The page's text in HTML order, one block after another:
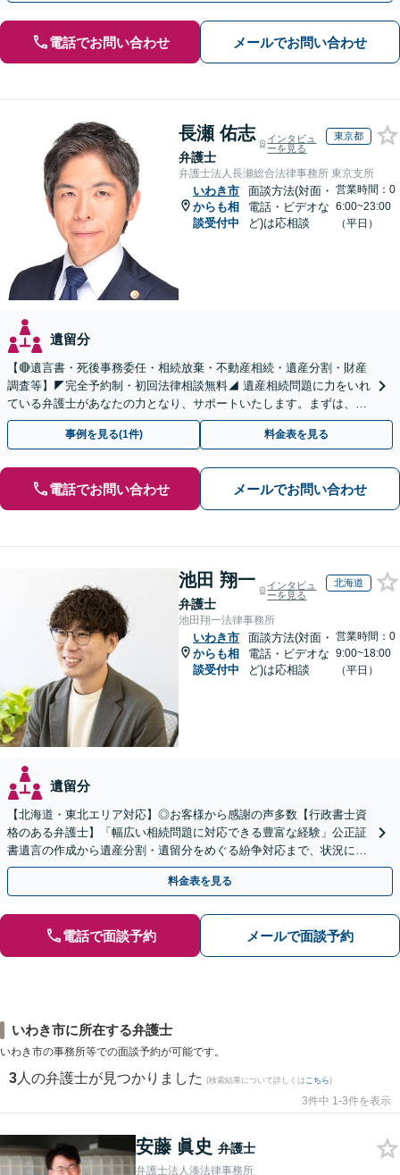
電話でお問い合わせ メールでお問い合わせ
長瀬 佑志
弁護士
インタビュ
ーを見る
東京都
弁護士法人長瀬総合法律事務所 東京支所
いわき市
からも相
談受付中
面談方法(対面・
電話・ビデオな
ど)は応相談
営業時間：0
6:00~23:00
（平日）
遺留分
【🔴遺言書・死後事務委任・相続放棄・不動産相続・遺産分割・財産
調査等】◤完全予約制・初回法律相談無料◢ 遺産相続問題に力をいれ
ている弁護士があなたの力となり、サポートいたします。まずは、お
気軽にお問い合わせください。
事例を見る(1件) 料金表を見る
電話でお問い合わせ メールでお問い合わせ
池田 翔一
弁護士
インタビュ
ーを見る
北海道
池田翔一法律事務所
いわき市
からも相
談受付中
面談方法(対面・
電話・ビデオな
ど)は応相談
営業時間：0
9:00~18:00
（平日）
遺留分
【北海道・東北エリア対応】◎お客様から感謝の声多数【行政書士資
格のある弁護士】「幅広い相続問題に対応できる豊富な経験」公正証
書遺言の作成から遺産分割・遺留分をめぐる紛争対応まで、状況に応
じた最適な方法をご提案します【夜間相談可】
料金表を見る
電話で面談予約 メールで面談予約
いわき市に所在する弁護士
いわき市の事務所等での面談予約が可能です。
3 人の弁護士が見つかりました (検索結果について詳しくは こちら)
3件中 1-3件を表示
安藤 眞史 弁護士
弁護士法人湊法律事務所